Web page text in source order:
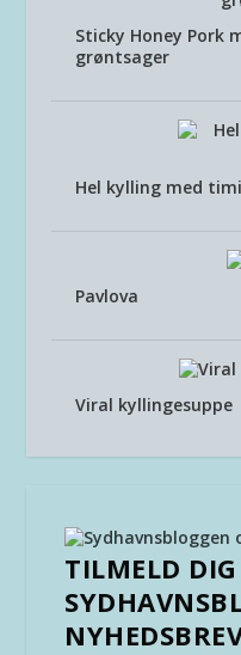
Sticky Honey Pork
grøntsager
Hel kylling med
Pavlova
Viral kyllingesuppe
TILMELD DIG